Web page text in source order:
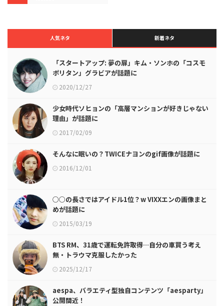
人気ネタ 新着ネタ
「スタートアップ: 夢の扉」キム・ソンホの「コスモ
ポリタン」グラビアが話題に
2020/12/27
少女時代ソヒョンの「高層マンションが好きじゃない
理由」が話題に
2017/02/09
そんなに眠いの？TWICEナヨンのgif画像が話題に
2016/12/01
○○の長さではアイドル1位？w VIXXエンの画像まと
めが話題に
2015/03/19
BTS RM、31歳で運転免許取得…自分の車買う考え
無・トラウマ克服したかった
2025/12/17
aespa、バラエティ型独自コンテンツ「aesparty」
公開間近！